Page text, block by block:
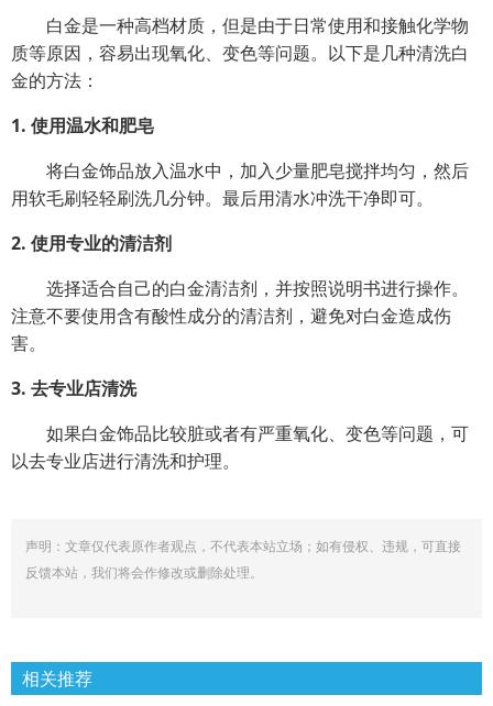
白金是一种高档材质，但是由于日常使用和接触化学物
质等原因，容易出现氧化、变色等问题。以下是几种清洗白
金的方法：
1. 使用温水和肥皂
将白金饰品放入温水中，加入少量肥皂搅拌均匀，然后
用软毛刷轻轻刷洗几分钟。最后用清水冲洗干净即可。
2. 使用专业的清洁剂
选择适合自己的白金清洁剂，并按照说明书进行操作。
注意不要使用含有酸性成分的清洁剂，避免对白金造成伤
害。
3. 去专业店清洗
如果白金饰品比较脏或者有严重氧化、变色等问题，可
以去专业店进行清洗和护理。
声明：文章仅代表原作者观点，不代表本站立场；如有侵权、违规，可直接
反馈本站，我们将会作修改或删除处理。
相关推荐